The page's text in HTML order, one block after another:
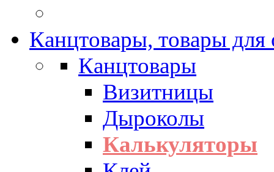
Канцтовары, товары для
Канцтовары
Визитницы
Дыроколы
Калькуляторы